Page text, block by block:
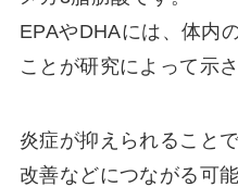
EPAやDHAには、体内
ことが研究によって示
炎症が抑えられること
改善などにつながる可